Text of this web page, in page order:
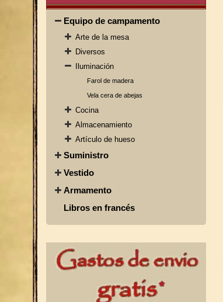
Equipo de campamento
Arte de la mesa
Diversos
Iluminación
Farol de madera
Vela cera de abejas
Cocina
Almacenamiento
Artículo de hueso
Suministro
Vestido
Armamento
Libros en francés